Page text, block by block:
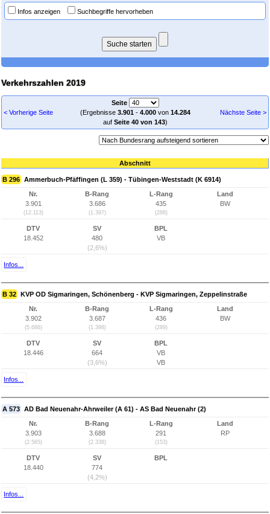
Infos anzeigen Suchbegriffe hervorheben
Verkehrszahlen 2019
< Vorherige Seite
Seite
(Ergebnisse 3.901- 4.000von 14.284
auf Seite 40 von 143)
Nächste Seite >
Abschnitt
B 296 Ammerbuch-Pfäffingen (L 359) - Tübingen-Weststadt (K 6914)
Nr.
3.901
(12.113)
B-Rang
3.686
(1.397)
L-Rang
435
(288)
Land
BW
DTV
18.452
SV
480
(2,6%)
BPL
VB
Infos...
B 32 KVP OD Sigmaringen, Schönenberg - KVP Sigmaringen, Zeppelinstraße
Nr.
3.902
(5.686)
B-Rang
3.687
(1.398)
L-Rang
436
(289)
Land
BW
DTV
18.446
SV
664
(3,6%)
BPL
VB
VB
Infos...
A 573 AD Bad Neuenahr-Ahrweiler (A 61) - AS Bad Neuenahr (2)
Nr.
3.903
(2.565)
B-Rang
3.688
(2.338)
L-Rang
291
(153)
Land
RP
DTV
18.440
SV
774
(4,2%)
BPL
Infos...